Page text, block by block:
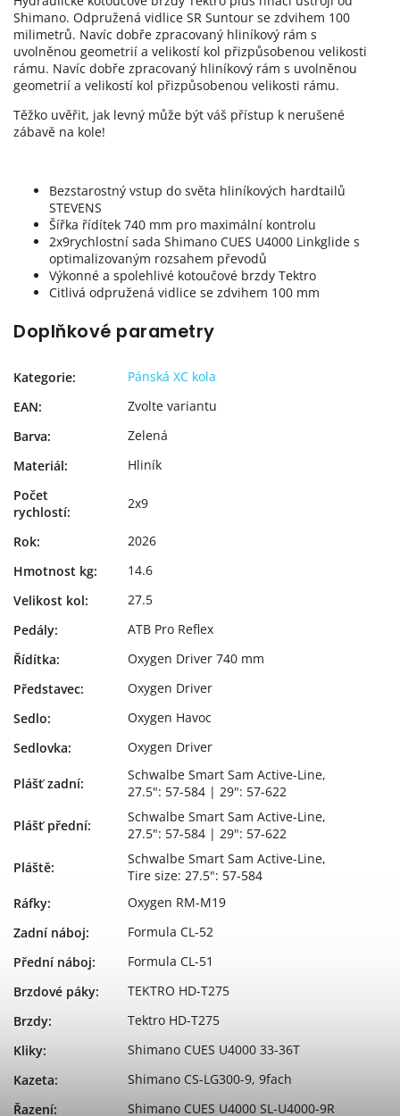
Shimano. Odpružená vidlice SR Suntour se zdvihem 100
milimetrů. Navíc dobře zpracovaný hliníkový rám s
uvolněnou geometrií a velikostí kol přizpůsobenou velikosti
rámu. Navíc dobře zpracovaný hliníkový rám s uvolněnou
geometrií a velikostí kol přizpůsobenou velikosti rámu.
Těžko uvěřit, jak levný může být váš přístup k nerušené
zábavě na kole!
Bezstarostný vstup do světa hliníkových hardtailů
STEVENS
Šířka řídítek 740 mm pro maximální kontrolu
2x9rychlostní sada Shimano CUES U4000 Linkglide s
optimalizovaným rozsahem převodů
Výkonné a spolehlivé kotoučové brzdy Tektro
Citlivá odpružená vidlice se zdvihem 100 mm
Doplňkové parametry
Kategorie:
Pánská XC kola
EAN:
Zvolte variantu
Barva:
Zelená
Materiál:
Hliník
Počet
rychlostí:
2x9
Rok:
2026
Hmotnost kg:
14.6
Velikost kol:
27.5
Pedály:
ATB Pro Reflex
Řídítka:
Oxygen Driver 740 mm
Představec:
Oxygen Driver
Sedlo:
Oxygen Havoc
Sedlovka: Oxygen Driver
Plášť zadní:
Schwalbe Smart Sam Active-Line,
27.5": 57-584 | 29": 57-622
Plášť přední:
Schwalbe Smart Sam Active-Line,
27.5": 57-584 | 29": 57-622
Pláště:
Schwalbe Smart Sam Active-Line,
Tire size: 27.5": 57-584
Ráfky:
Oxygen RM-M19
Zadní náboj:
Formula CL-52
Přední náboj:
Formula CL-51
Brzdové páky:
TEKTRO HD-T275
Brzdy:
Tektro HD-T275
Kliky:
Shimano CUES U4000 33-36T
Kazeta:
Shimano CS-LG300-9, 9fach
Řazení: Shimano CUES U4000 SL-U4000-9R